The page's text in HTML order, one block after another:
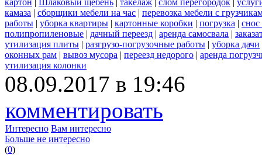
камаза | сборщики мебели на час | перевозка мебели с
работы | уборка квартиры | картонные коробки | погрузка | снос
полипропиленовые | дачный переезд | аренда самосвала |
утилизация плиты | разгрузо-погрузочные работы | уборка дачи
оконных рам | вывоз мусора | переезд недорого | аренда
утилизация колонки
08.09.2017 в 19:46
комментировать
Интересно Вам интересно
Больше не интересно
(0)